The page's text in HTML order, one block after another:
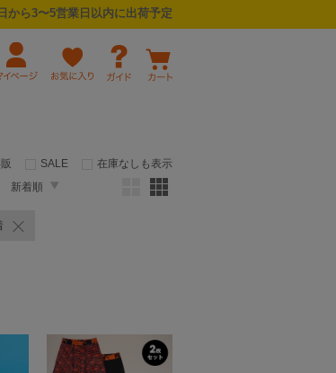
から3〜5営業日以内に出荷予定
販 SALE
在庫なしも表示
新着順